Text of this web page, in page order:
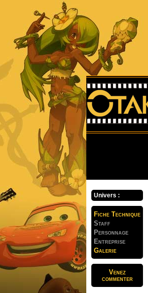
Univers :
Fiche Technique
Staff
Personnage
Entreprise
Galerie
Venez
commenter